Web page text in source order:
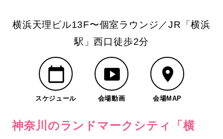
横浜天理ビル13F〜個室ラウンジ／JR「横浜
駅」西口徒歩2分
スケジュール 会場動画 会場MAP
神奈川のランドマークシティ「横